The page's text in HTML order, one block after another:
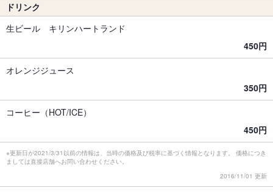
ドリンク
生ビール キリンハートランド
450円
オレンジジュース
350円
コーヒー（HOT/ICE）
450円
※更新日が2021/3/31以前の情報は、当時の価格及び税率に基づく情報となります。 価格につき
ましては直接店舗へお問い合わせください。
2016/11/01 更新